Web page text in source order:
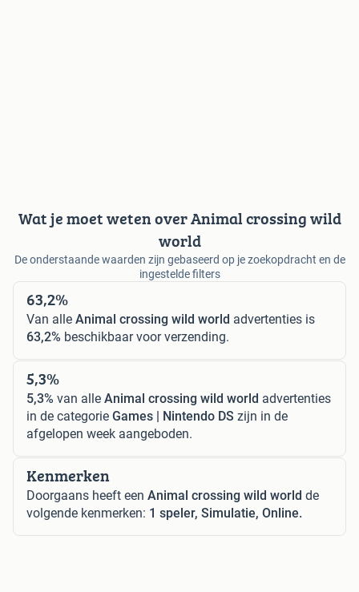
Wat je moet weten over Animal crossing wild
world
De onderstaande waarden zijn gebaseerd op je zoekopdracht en de
ingestelde filters
63,2%
Van alle Animal crossing wild world advertenties is
63,2% beschikbaar voor verzending.
5,3%
5,3% van alle Animal crossing wild world advertenties
in de categorie Games | Nintendo DS zijn in de
afgelopen week aangeboden.
Kenmerken
Doorgaans heeft een Animal crossing wild world de
volgende kenmerken: 1 speler, Simulatie, Online.